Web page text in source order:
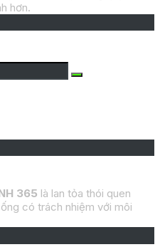
hơn.
365 là lan tỏa thói quen
có trách nhiệm với môi